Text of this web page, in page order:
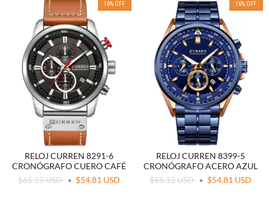
16% OFF
RELOJ CURREN 8291-6
CRONÓGRAFO CUERO CAFÉ
$65.12 USD
$54.81 USD
16% OFF
RELOJ CURREN 8399-5
CRONÓGRAFO ACERO AZUL
$65.12 USD
$54.81 USD